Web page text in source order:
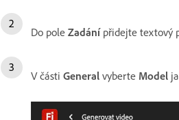
Do pole Zadánípřidejte textový
V části General vyberte Model